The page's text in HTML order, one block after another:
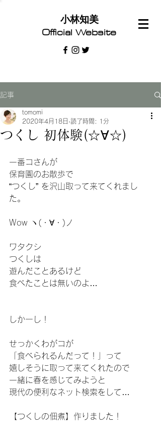
Official Website
​小林知美
記事
つくし 初体験(☆∀☆)
tomomi
2020年4月18日 読了時間: 1分
一番コさんが
保育園のお散歩で
“つくし” を沢山取って来てくれまし
た。
Wow ヽ(・∀・)ノ
ワタクシ
つくしは
遊んだことあるけど
食べたことは無いのよ…
しかーし！
せっかくわがコが
「食べられるんだって！」って
嬉しそうに取って来てくれたので
一緒に春を感じてみようと
現代の便利なネット検索をして…
【つくしの佃煮】作りました！